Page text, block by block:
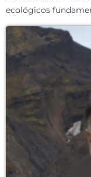
ecológicos